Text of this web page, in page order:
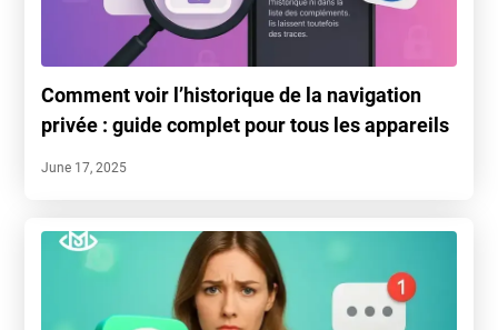
Comment voir l’historique de la navigation
privée : guide complet pour tous les appareils
June 17, 2025